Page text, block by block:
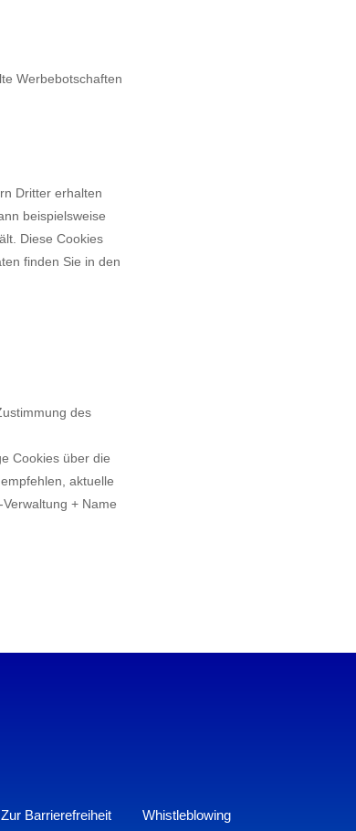
Werbebotschaften
Dritter erhalten
beispielsweise
Diese Cookies
finden Sie in den
des
Cookies über die
aktuelle
+ Name
Barrierefreiheit Whistleblowing